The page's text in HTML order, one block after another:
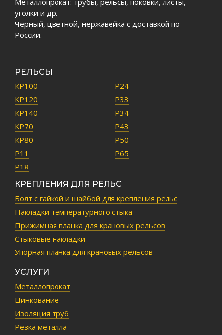
Металлопрокат: трубы, рельсы, поковки, листы,
уголки и др.
Черный, цветной, нержавейка с доставкой по
России.
РЕЛЬСЫ
КР100
КР120
КР140
КР70
КР80
Р11
Р18
Р24
Р33
Р34
Р43
Р50
Р65
КРЕПЛЕНИЯ ДЛЯ РЕЛЬС
Болт с гайкой и шайбой для крепления рельс
Накладки температурного стыка
Прижимная планка для крановых рельсов
Стыковые накладки
Упорная планка для крановых рельсов
УСЛУГИ
Металлопрокат
Цинкование
Изоляция труб
Резка металла